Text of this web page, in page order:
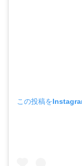
この投稿を